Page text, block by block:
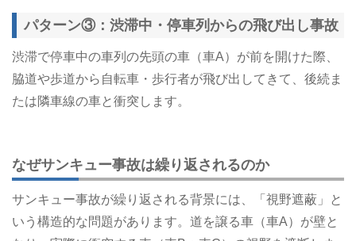
パターン③：渋滞中・停車列からの飛び出し事故
渋滞で停車中の車列の先頭の車（車A）が前を開けた際、
脇道や歩道から自転車・歩行者が飛び出してきて、後続ま
たは隣車線の車と衝突します。
なぜサンキュー事故は繰り返されるのか
サンキュー事故が繰り返される背景には、「視野遮蔽」と
いう構造的な問題があります。道を譲る車（車A）が壁と